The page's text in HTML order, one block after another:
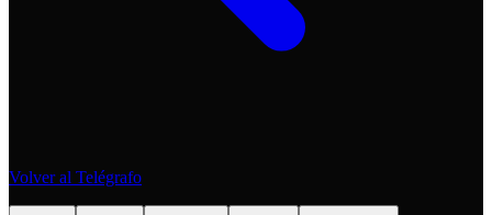
Volver al Telégrafo